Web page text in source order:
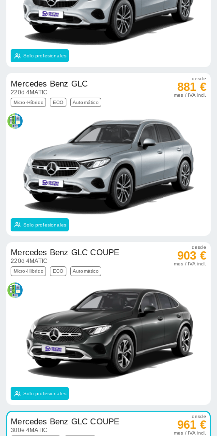
Solo profesionales
Mercedes Benz GLC
220d 4MATIC
Micro-Híbrido ECO Automático
desde
881 €
mes / IVA incl.
Solo profesionales
Mercedes Benz GLC COUPE
220d 4MATIC
Micro-Híbrido ECO Automático
desde
903 €
mes / IVA incl.
Solo profesionales
Mercedes Benz GLC COUPE
300e 4MATIC
desde
961 €
mes / IVA incl.